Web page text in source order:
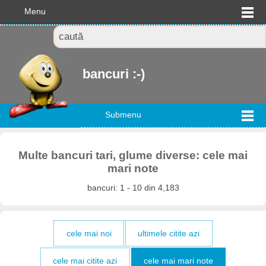
Menu
bancuri :-)
Submenu
Multe bancuri tari, glume diverse: cele mai
mari note
bancuri: 1 - 10 din 4,183
cele mai noi ultimele citite azi
cele mai citite azi cele mai mari note